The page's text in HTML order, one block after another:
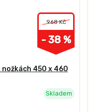
968 Kč
- 38 %
450 x 460
Skladem